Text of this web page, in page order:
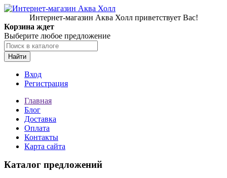
Интернет-магазин Аква Холл приветствует Вас!
Корзина ждет
Выберите любое предложение
Найти
Вход
Регистрация
Главная
Блог
Доставка
Оплата
Контакты
Карта сайта
Каталог предложений